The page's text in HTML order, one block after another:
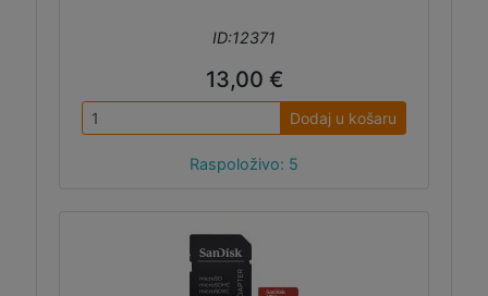
ID:12371
13,00 €
Dodaj u košaru
Raspoloživo: 5